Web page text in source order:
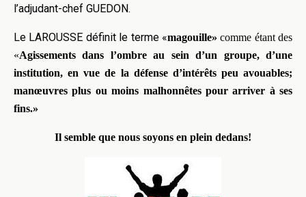
l’adjudant-chef GUEDON.
Le LAROUSSE définit le terme «magouille» comme étant des
«Agissements dans l’ombre au sein d’un groupe, d’une
institution, en vue de la défense d’intérêts peu avouables;
manœuvres plus ou moins malhonnêtes pour arriver à ses
fins.»
Il semble que nous soyons en plein dedans!